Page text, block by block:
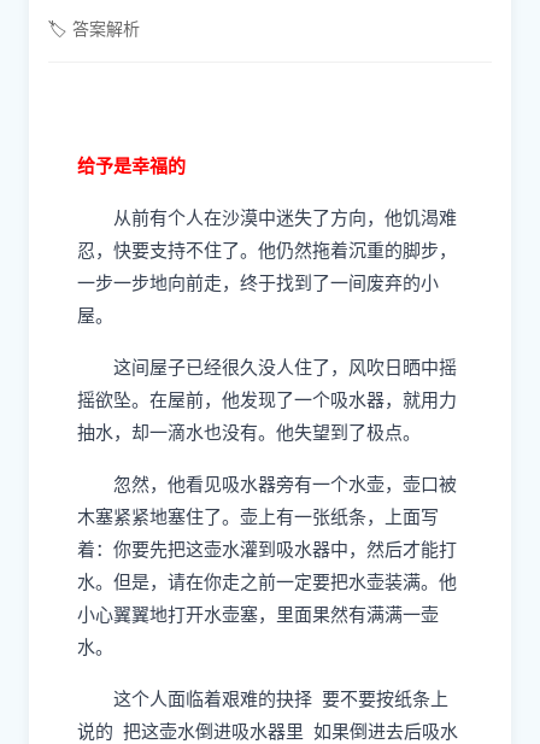
🏷️ 答案解析
给予是幸福的
从前有个人在沙漠中迷失了方向，他饥渴难
忍，快要支持不住了。他仍然拖着沉重的脚步，
一步一步地向前走，终于找到了一间废弃的小
屋。
这间屋子已经很久没人住了，风吹日晒中摇
摇欲坠。在屋前，他发现了一个吸水器，就用力
抽水，却一滴水也没有。他失望到了极点。
忽然，他看见吸水器旁有一个水壶，壶口被
木塞紧紧地塞住了。壶上有一张纸条，上面写
着：你要先把这壶水灌到吸水器中，然后才能打
水。但是，请在你走之前一定要把水壶装满。他
小心翼翼地打开水壶塞，里面果然有满满一壶
水。
这个人面临着艰难的抉择 要不要按纸条上
说的 把这壶水倒进吸水器里 如果倒进去后吸水